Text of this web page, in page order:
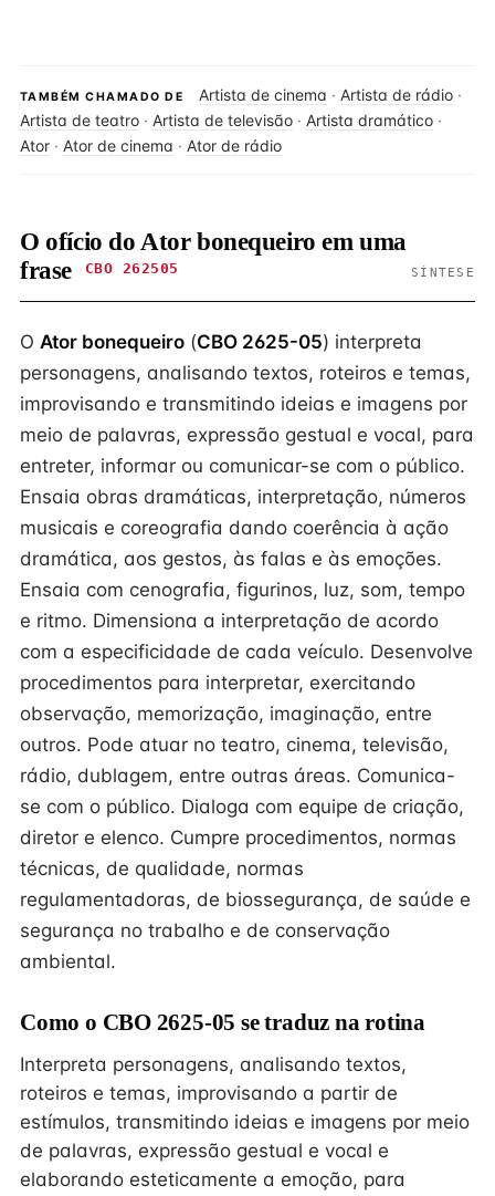
TAMBÉM CHAMADO DE Artista de cinema · Artista de rádio ·
Artista de teatro · Artista de televisão · Artista dramático ·
Ator · Ator de cinema · Ator de rádio
O ofício do Ator bonequeiro em uma
frase
CBO 262505 SÍNTESE
O Ator bonequeiro (CBO 2625-05) interpreta
personagens, analisando textos, roteiros e temas,
improvisando e transmitindo ideias e imagens por
meio de palavras, expressão gestual e vocal, para
entreter, informar ou comunicar-se com o público.
Ensaia obras dramáticas, interpretação, números
musicais e coreografia dando coerência à ação
dramática, aos gestos, às falas e às emoções.
Ensaia com cenografia, figurinos, luz, som, tempo
e ritmo. Dimensiona a interpretação de acordo
com a especificidade de cada veículo. Desenvolve
procedimentos para interpretar, exercitando
observação, memorização, imaginação, entre
outros. Pode atuar no teatro, cinema, televisão,
rádio, dublagem, entre outras áreas. Comunica-
se com o público. Dialoga com equipe de criação,
diretor e elenco. Cumpre procedimentos, normas
técnicas, de qualidade, normas
regulamentadoras, de biossegurança, de saúde e
segurança no trabalho e de conservação
ambiental.
Como o CBO 2625-05 se traduz na rotina
Interpreta personagens, analisando textos,
roteiros e temas, improvisando a partir de
estímulos, transmitindo ideias e imagens por meio
de palavras, expressão gestual e vocal e
elaborando esteticamente a emoção, para